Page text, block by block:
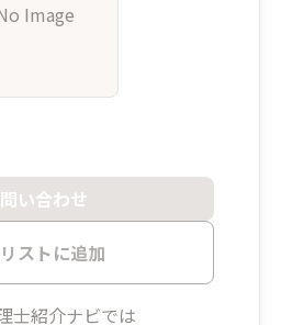
Image
い合わせ
ストに追加
士紹介ナビでは